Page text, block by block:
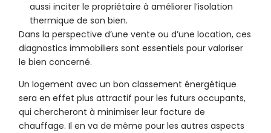
aussi inciter le propriétaire à améliorer l’isolation
thermique de son bien.
Dans la perspective d’une vente ou d’une location, ces
diagnostics immobiliers sont essentiels pour valoriser
le bien concerné.
Un logement avec un bon classement énergétique
sera en effet plus attractif pour les futurs occupants,
qui chercheront à minimiser leur facture de
chauffage. Il en va de même pour les autres aspects